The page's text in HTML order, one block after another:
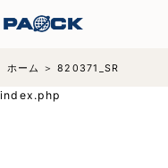
ホーム 820371_SR
index.php